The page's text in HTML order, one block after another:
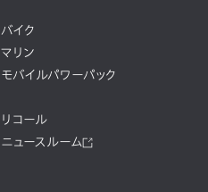
バイク
マリン
モバイルパワーパック
リコール
ニュースルーム